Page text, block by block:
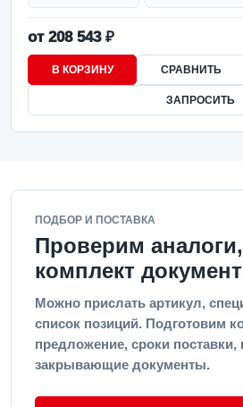
от 208 543 ₽
В КОРЗИНУ СРАВНИТЬ
ЗАПРОСИТЬ
ПОДБОР И ПОСТАВКА
Проверим
комплект
Можно прислать артикул,
список позиций. Подготовим
предложение, сроки поставки,
закрывающие документы.